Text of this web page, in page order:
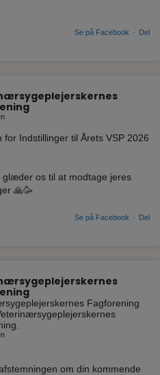
Se på Facebook · Del
for Indstillinger til Årets VSP 2026
glæder os til at modtage jeres
🙏🥳
Se på Facebook · Del
Fagforening
om din kommende